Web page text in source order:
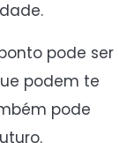
pode ser
podem te
pode